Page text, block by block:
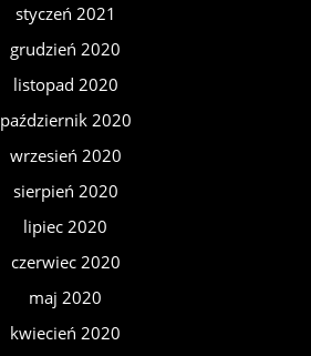
styczeń 2021
grudzień 2020
listopad 2020
październik 2020
wrzesień 2020
sierpień 2020
lipiec 2020
czerwiec 2020
maj 2020
kwiecień 2020